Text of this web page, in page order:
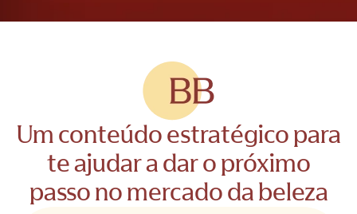
Um conteúdo estratégico para
te ajudar a dar o próximo
passo no mercado da beleza